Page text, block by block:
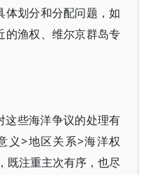
体划分和分配问题，如
的渔权、维尔京群岛专
这些海洋争议的处理有
义>地区关系>海洋权
既注重主次有序，也尽